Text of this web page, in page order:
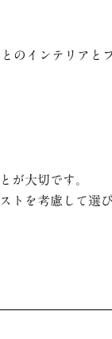
インテリアと
が大切です。
トを考慮して選び